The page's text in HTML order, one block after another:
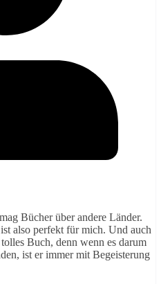
Bücher über andere Länder.
also perfekt für mich. Und auch
Buch, denn wenn es darum
ist er immer mit Begeisterung